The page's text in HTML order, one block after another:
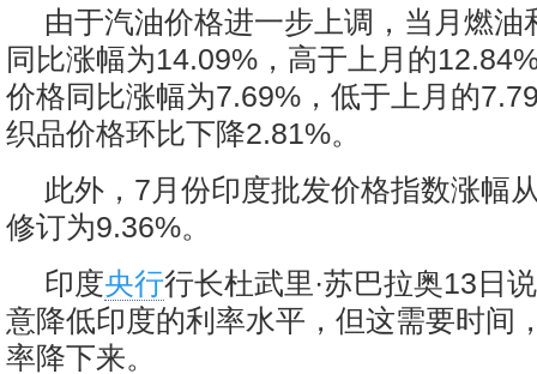
由于汽油价格进一步上调，当月燃油
同比涨幅为14.09%，高于上月的
价格同比涨幅为7.69%，低于上月的
织品价格环比下降2.81%。
此外，7月份印度批发价格指数涨幅
修订为9.36%。
印度央行行长杜武里·苏巴拉奥13日
意降低印度的利率水平，但这需要时间
率降下来。